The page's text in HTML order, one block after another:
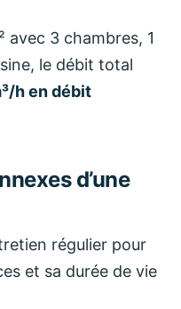
avec 3 chambres, 1
le débit total
h en débit
d’une
régulier pour
et sa durée de vie